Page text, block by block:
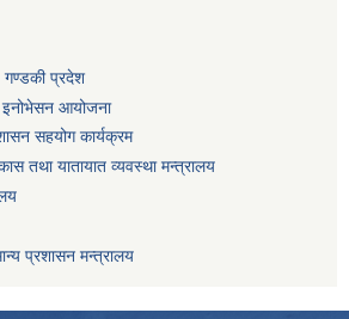
गण्डकी प्रदेश
आयोजना
सहयोग कार्यक्रम
तथा यातायात व्यवस्था मन्त्रालय
प्रशासन मन्त्रालय